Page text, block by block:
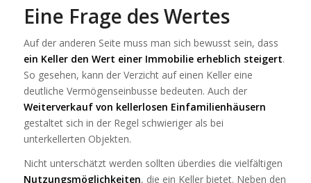
Eine Frage des Wertes
Auf der anderen Seite muss man sich bewusst sein, dass
ein Keller den Wert einer Immobilie erheblich steigert.
So gesehen, kann der Verzicht auf einen Keller eine
deutliche Vermögenseinbusse bedeuten. Auch der
Weiterverkauf von kellerlosen Einfamilienhäusern
gestaltet sich in der Regel schwieriger als bei
unterkellerten Objekten.
Nicht unterschätzt werden sollten überdies die vielfältigen
Nutzungsmöglichkeiten, die ein Keller bietet. Neben den